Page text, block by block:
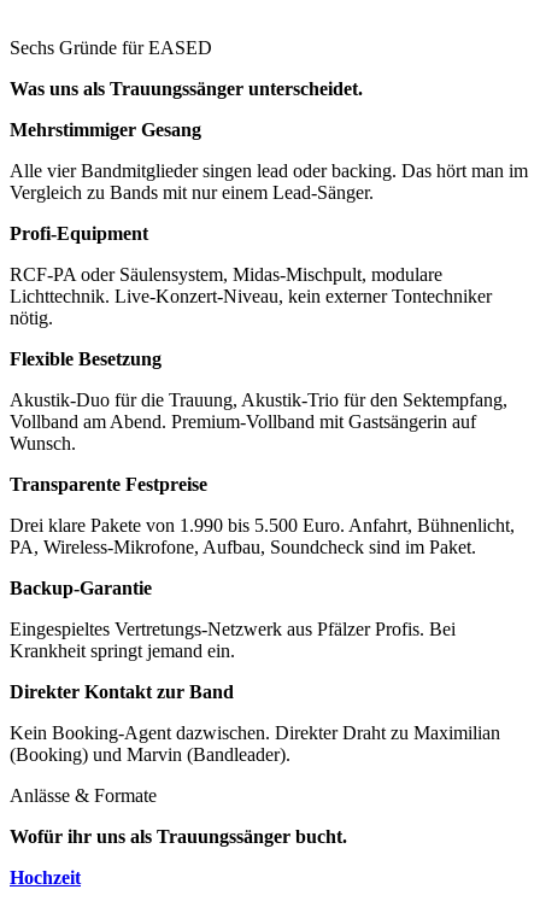
Sechs Gründe für EASED
Was uns als Trauungssänger unterscheidet.
Mehrstimmiger Gesang
Alle vier Bandmitglieder singen lead oder backing. Das hört man im
Vergleich zu Bands mit nur einem Lead-Sänger.
Profi-Equipment
RCF-PA oder Säulensystem, Midas-Mischpult, modulare
Lichttechnik. Live-Konzert-Niveau, kein externer Tontechniker
nötig.
Flexible Besetzung
Akustik-Duo für die Trauung, Akustik-Trio für den Sektempfang,
Vollband am Abend. Premium-Vollband mit Gastsängerin auf
Wunsch.
Transparente Festpreise
Drei klare Pakete von 1.990 bis 5.500 Euro. Anfahrt, Bühnenlicht,
PA, Wireless-Mikrofone, Aufbau, Soundcheck sind im Paket.
Backup-Garantie
Eingespieltes Vertretungs-Netzwerk aus Pfälzer Profis. Bei
Krankheit springt jemand ein.
Direkter Kontakt zur Band
Kein Booking-Agent dazwischen. Direkter Draht zu Maximilian
(Booking) und Marvin (Bandleader).
Anlässe & Formate
Wofür ihr uns als Trauungssänger bucht.
Hochzeit